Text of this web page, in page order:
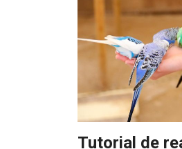
Tutorial de